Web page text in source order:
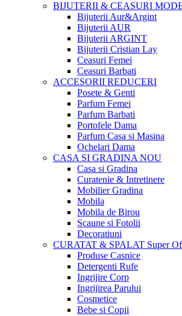
BIJUTERII & CEASURI
Bijuterii Aur&Argint
Bijuterii AUR
Bijuterii ARGINT
Bijuterii Cristian Lay
Ceasuri Femei
Ceasuri Barbati
ACCESORII REDUCERI
Posete & Genti
Parfum Femei
Parfum Barbati
Portofele Dama
Parfum Casa si Masina
Ochelari Dama
CASA SI GRADINANOU
Casa si Gradina
Curatenie & Intretinere
Mobilier Gradina
Mobila
Mobila de Birou
Scaune si Fotolii
Decoratiuni
CURATAT & SPALAT Super
Produse Casnice
Detergenti Rufe
Ingrijire Corp
Ingrijirea Parului
Cosmetice
Bebe si Copii